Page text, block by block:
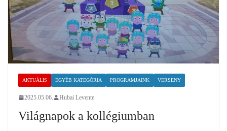
AKTUÁLIS EGYÉB KATEGÓRIA PROGRAMJAINK VERSENY
2025.05.06. Hubai Levente
Világnapok a kollégiumban